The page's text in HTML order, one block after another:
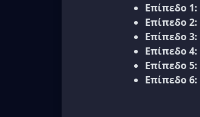
Επίπεδο 1:
Επίπεδο 2:
Επίπεδο 3:
Επίπεδο 4:
Επίπεδο 5:
Επίπεδο 6: